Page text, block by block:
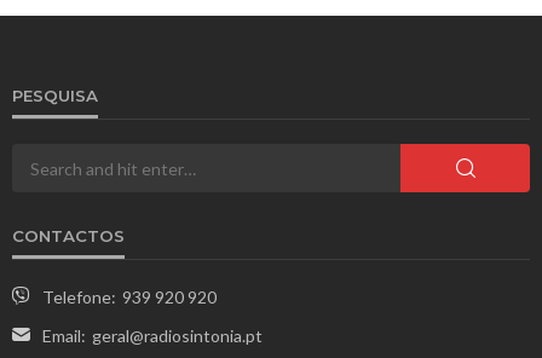
PESQUISA
CONTACTOS
Telefone: 939 920 920
Email: geral@radiosintonia.pt